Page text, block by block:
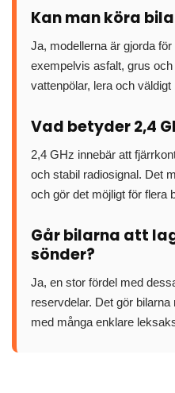
Kan man köra
Ja, modellerna är gjorda
exempelvis asfalt, grus
vattenpölar, lera och väldigt
Vad betyder 2,4
2,4 GHz innebär att
och stabil radiosignal. Det
och gör det möjligt för flera
Går bilarna att
sönder?
Ja, en stor fördel med
reservdelar. Det gör
med många enklare